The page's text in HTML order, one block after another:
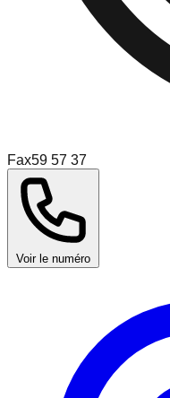
Fax59 57 37
Voir le numéro